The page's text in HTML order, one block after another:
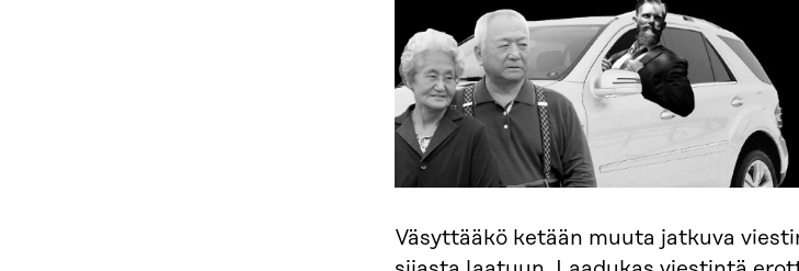
Väsyttääkö ketään muuta jatkuva